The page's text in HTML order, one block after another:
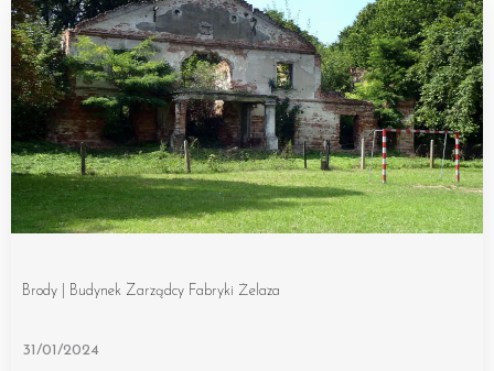
Brody | Budynek Zarządcy Fabryki Żelaza
31/01/2024